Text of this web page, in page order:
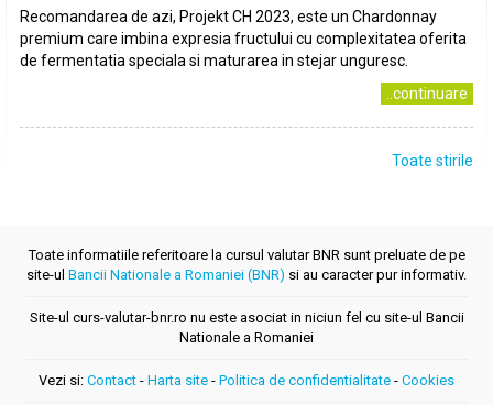
Recomandarea de azi, Projekt CH 2023, este un Chardonnay
premium care imbina expresia fructului cu complexitatea oferita
de fermentatia speciala si maturarea in stejar unguresc.
..continuare
Toate stirile
Toate informatiile referitoare la cursul valutar BNR sunt preluate de pe
site-ul Bancii Nationale a Romaniei (BNR) si au caracter pur informativ.
Site-ul curs-valutar-bnr.ro nu este asociat in niciun fel cu site-ul Bancii
Nationale a Romaniei
Vezi si: Contact - Harta site - Politica de confidentialitate - Cookies